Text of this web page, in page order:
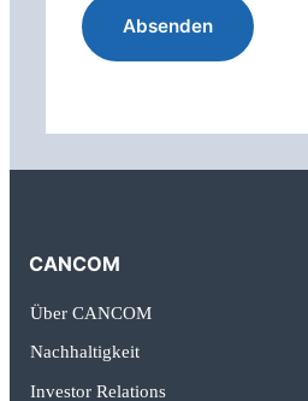
Absenden
CANCOM
Über CANCOM
Nachhaltigkeit
Investor Relations